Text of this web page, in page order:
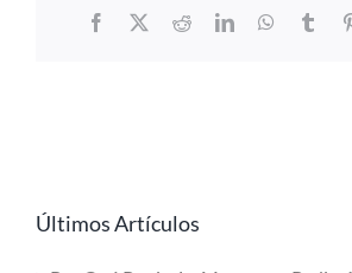
Facebook
X RedditLinkedIn
Últimos Artículos